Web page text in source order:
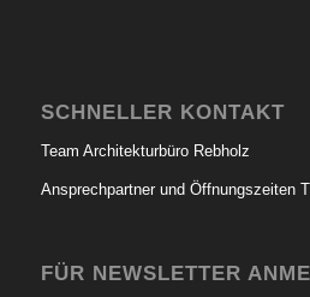
SCHNELLER KONTAKT
Team Architekturbüro Rebholz
Ansprechpartner und Öffnungszeiten
FÜR NEWSLETTER